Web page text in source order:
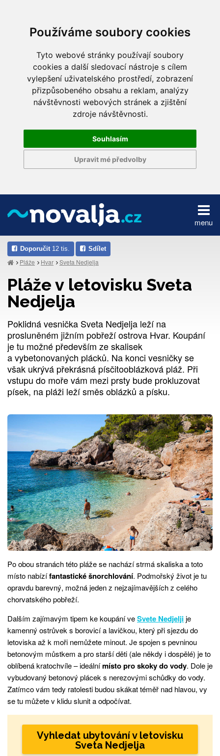
Používáme soubory cookies
Tyto webové stránky používají soubory
cookies a další sledovací nástroje s cílem
vylepšení uživatelského prostředí, zobrazení
přizpůsobeného obsahu a reklam, analýzy
návštěvnosti webových stránek a zjištění
zdroje návštěvnosti.
Souhlasím
Upravit mé předvolby
menu
Doporučit 12 tis. Sdílet
Pláže Hvar Sveta Nedjelja
Pláže v letovisku Sveta
Nedjelja
Poklidná vesnička Sveta Nedjelja leží na
prosluněném jižním pobřeží ostrova Hvar. Koupání
je tu možné především ze skalisek
a vybetonovaných plácků. Na konci vesničky se
však ukrývá překrásná písčitooblázková pláž. Při
vstupu do moře vám mezi prsty bude prokluzovat
písek, na pláži leží směs oblázků a písku.
Po obou stranách této pláže se nachází strmá skaliska a toto
místo nabízífantastické šnorchlování. Podmořský život je tu
opravdu barevný, možná jeden z nejzajímavějších z celého
chorvatského pobřeží.
Dalším zajímavým tipem ke koupání veSvete Nedjeljije
kamenný ostrůvek s borovicí a lavičkou, který při sjezdu do
letoviska až k moři nemůžete minout. Je spojen s pevninou
betonovým můstkem a pro starší děti (ale někdy i dospělé) je to
oblíbená kratochvíle – ideálnímísto pro skoky do vody. Dole je
vybudovaný betonový plácek s nerezovými schůdky do vody.
Zatímco vám tedy ratolesti budou skákat téměř nad hlavou, vy
se tu můžete v klidu slunit a odpočívat.
Vyhledat ubytování v letovisku
Sveta Nedjelja